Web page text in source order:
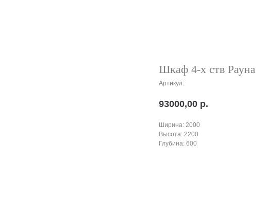
Шкаф 4-х ств Рауна
Артикул:
93000,00 р.
Ширина: 2000
Высота: 2200
Глубина: 600